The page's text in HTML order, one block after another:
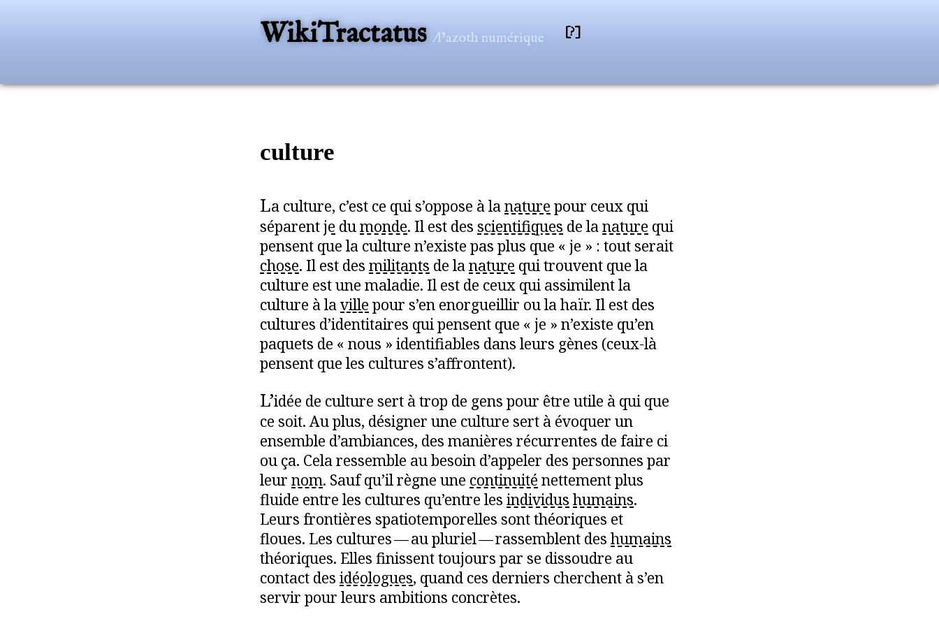
WikiTractatus /l’azoth numérique [?]
culture
La culture, c’est ce qui s’oppose à lanature pour ceux qui
séparentje dumonde. Il est des scientifiques de lanature qui
pensent que la culture n’existe pas plus que « je » : tout serait
chose. Il est des militants de lanature qui trouvent que la
culture est une maladie. Il est de ceux qui assimilent la
culture à laville pour s’en enorgueillir ou la haïr. Il est des
cultures d’identitaires qui pensent que « je » n’existe qu’en
paquets de « nous » identifiables dans leurs gènes (ceux-là
pensent que les cultures s’affrontent).
L’idée de culture sert à trop de gens pour être utile à qui que
ce soit. Au plus, désigner une culture sert à évoquer un
ensemble d’ambiances, des manières récurrentes de faire ci
ou ça. Cela ressemble au besoin d’appeler des personnes par
leur nom. Sauf qu’il règne une continuité nettement plus
fluide entre les cultures qu’entre les individus humains.
Leurs frontières spatiotemporelles sont théoriques et
floues. Les cultures — au pluriel — rassemblent des humains
théoriques. Elles finissent toujours par se dissoudre au
contact des idéologues, quand ces derniers cherchent à s’en
servir pour leurs ambitions concrètes.